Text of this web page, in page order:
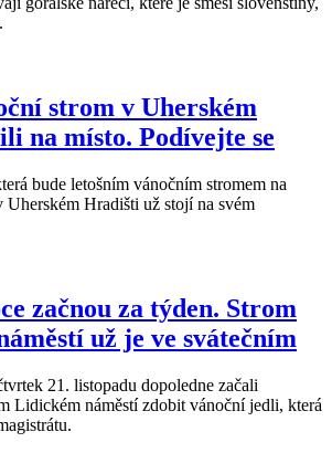
strom v Uherském
na místo. Podívejte se
bude letošním vánočním stromem na
Uherském Hradišti už stojí na svém
začnou za týden. Strom
už je ve svátečním
21. listopadu dopoledne začali
Lidickém náměstí zdobit vánoční jedli, která